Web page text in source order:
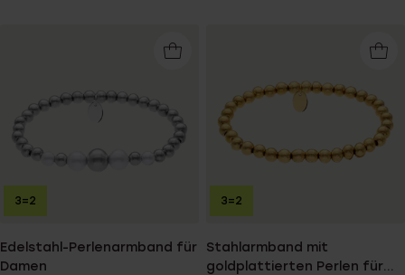
Edelstahl-Perlenarmband für
Damen
3=2
Stahlarmband mit
goldplattierten Perlen für
3=2